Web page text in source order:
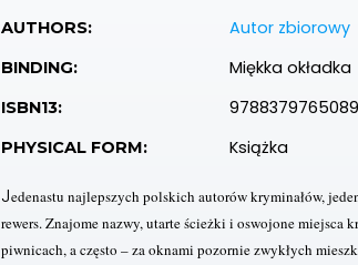
AUTHORS: Autor zbiorowy
BINDING: Miękka okładka
ISBN13: 9788379765089
PHYSICAL FORM: Książka
Jedenastu najlepszych polskich autorów kryminałów,
rewers. Znajome nazwy, utarte ścieżki i oswojone miejsca
piwnicach, a często – za oknami pozornie zwykłych